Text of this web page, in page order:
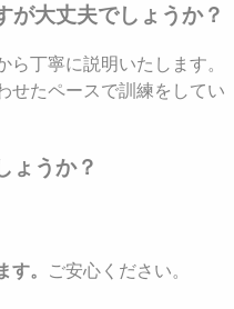
が大丈夫でしょうか？
丁寧に説明いたします。
せたペースで訓練をしてい
ょうか？
す。 ご安心ください。